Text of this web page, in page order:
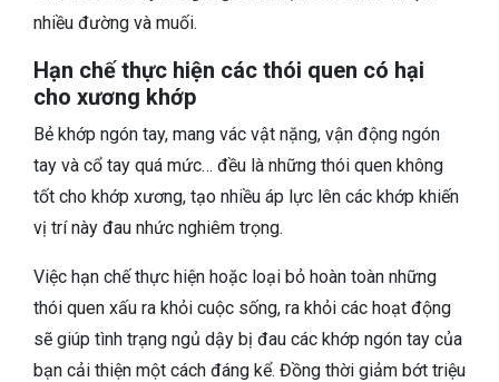
nhiều đường và muối.
Hạn chế thực hiện các thói quen có hại
cho xương khớp
Bẻ khớp ngón tay, mang vác vật nặng, vận động ngón
tay và cổ tay quá mức… đều là những thói quen không
tốt cho khớp xương, tạo nhiều áp lực lên các khớp khiến
vị trí này đau nhức nghiêm trọng.
Việc hạn chế thực hiện hoặc loại bỏ hoàn toàn những
thói quen xấu ra khỏi cuộc sống, ra khỏi các hoạt động
sẽ giúp tình trạng ngủ dậy bị đau các khớp ngón tay của
bạn cải thiện một cách đáng kể. Đồng thời giảm bớt triệu